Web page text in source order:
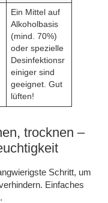
Ein Mittel auf
Alkoholbasis
(mind. 70%)
oder spezielle
Desinfektionsr
einiger sind
geeignet. Gut
lüften!
trocknen –
Schritt, um
Einfaches